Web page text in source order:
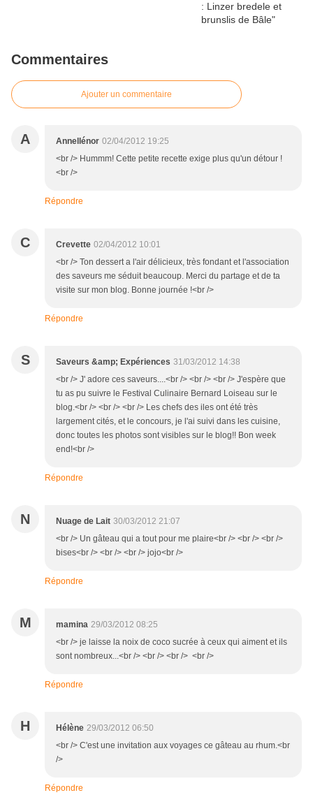
Commentaires
Ajouter un commentaire
A Annellénor 02/04/2012 19:25
<br /> Hummm! Cette petite recette exige plus qu'un détour !
<br />
Répondre
C Crevette 02/04/2012 10:01
<br /> Ton dessert a l'air délicieux, très fondant et l'association
des saveurs me séduit beaucoup. Merci du partage et de ta
visite sur mon blog. Bonne journée !<br />
Répondre
S Saveurs &amp; Expériences 31/03/2012 14:38
<br /> J' adore ces saveurs....<br /> <br /> <br /> J'espère que
tu as pu suivre le Festival Culinaire Bernard Loiseau sur le
blog.<br /> <br /> <br /> Les chefs des iles ont été très
largement cités, et le concours, je l'ai suivi dans les cuisine,
donc toutes les photos sont visibles sur le blog!! Bon week
end!<br />
Répondre
N Nuage de Lait 30/03/2012 21:07
<br /> Un gâteau qui a tout pour me plaire<br /> <br /> <br />
bises<br /> <br /> <br /> jojo<br />
Répondre
M mamina 29/03/2012 08:25
<br /> je laisse la noix de coco sucrée à ceux qui aiment et ils
sont nombreux...<br /> <br /> <br /> <br />
Répondre
H Hélène 29/03/2012 06:50
<br /> C'est une invitation aux voyages ce gâteau au rhum.<br
/>
Répondre